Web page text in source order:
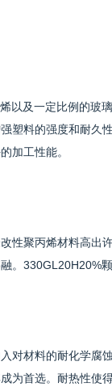
以及一定比例的玻
塑料的强度和耐
加工性能。
性聚丙烯材料高出
。330GL20H20%
对材料的耐化学腐
为首选。耐热性使